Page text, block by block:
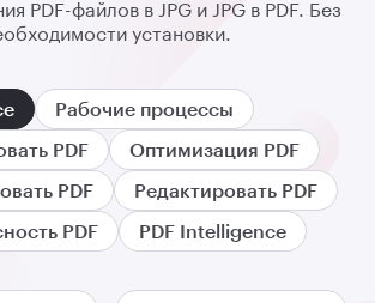
PDF-файлов в JPG и JPG в PDF. Без
установки.
Рабочие процессы
PDF
Оптимизация PDF
PDF
Редактировать PDF
PDF
PDF Intelligence